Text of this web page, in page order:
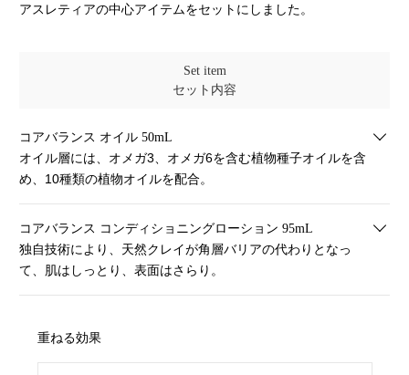
アスレティアの中心アイテムをセットにしました。
Set item
セット内容
コアバランス オイル 50mL
オイル層には、オメガ3、オメガ6を含む植物種子オイルを含
め、 10種類の植物オイルを配合。
コアバランス コンディショニングローション 95mL
独自技術により、天然クレイが角層バリアの代わりとなっ
て、 肌はしっとり、表面はさらり。
重ねる効果